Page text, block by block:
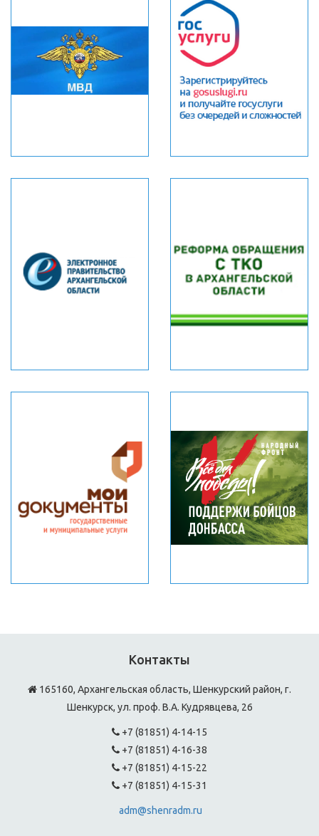
Контакты
165160, Архангельская область, Шенкурский район, г.
Шенкурск, ул. проф. В.А. Кудрявцева, 26
+7 (81851) 4-14-15
+7 (81851) 4-16-38
+7 (81851) 4-15-22
+7 (81851) 4-15-31
adm@shenradm.ru